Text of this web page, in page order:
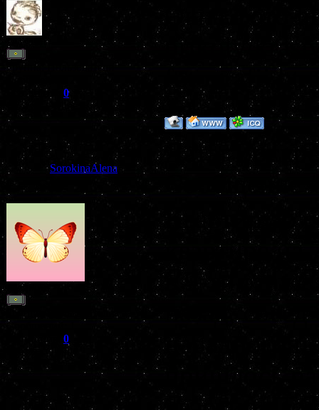
Рядовой
Группа: Пользователи
Репутация: 0
Статус:
Offline
Окна фото
prikoly/
SorokinaAlena
Дата:
Сообщение
Рядовой
Группа: Пользователи
Сообщений:
Репутация: 0
Статус:
Offline
Квартирую
квартире
в 9-ти
назад,
парадного
пришлось